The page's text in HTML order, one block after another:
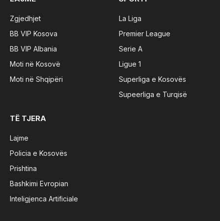
Zgjedhjet
BB VIP Kosova
BB VIP Albania
Moti në Kosovë
Moti në Shqipëri
La Liga
Premier League
Serie A
Ligue 1
Superliga e Kosovës
Supeerliga e Turqisë
TË TJERA
Lajme
Policia e Kosovës
Prishtina
Bashkimi Evropian
Inteligjenca Artificiale